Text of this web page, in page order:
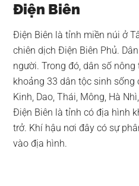
Điện Biên
Điện Biên là tỉnh miền núi ở
chiên dịch Điện Biên Phủ.
người. Trong đó, dân số nông
khoảng 33 dân tộc sinh
Kinh, Dao, Thái, Mông, Hà
Điện Biên là tỉnh có địa hình
trở. Khí hậu nơi đây có sự
vào địa hình.